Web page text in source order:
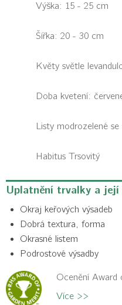
Výška: 15 - 25 cm
Šířka: 20 - 30 cm
Květy světle
Doba kvetení:
Listy modrozelené
Habitus Trsovitý
Uplatnění trvalky a její
Okraj keřových výsadeb
Dobrá textura, forma
Okrasné listem
Podrostové výsadby
Ocenění Award
Více >>